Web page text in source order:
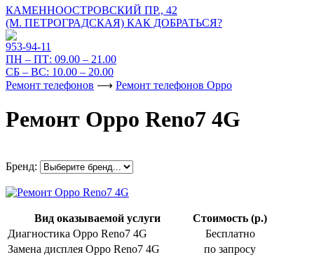
КАМЕННООСТРОВСКИЙ ПР., 42
(М. ПЕТРОГРАДСКАЯ) КАК ДОБРАТЬСЯ?
953-94-11
ПН – ПТ: 09.00 – 21.00
СБ – ВС: 10.00 – 20.00
Ремонт телефонов ⟶ Ремонт телефонов Oppo
Ремонт Oppo Reno7 4G
Бренд:
Вид оказываемой услуги
Стоимость (р.)
Диагностика Oppo Reno7 4G
Бесплатно
Замена дисплея Oppo Reno7 4G
по запросу